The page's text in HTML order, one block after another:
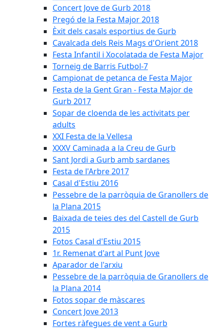
Concert Jove de Gurb 2018
Pregó de la Festa Major 2018
Èxit dels casals esportius de Gurb
Cavalcada dels Reis Mags d'Orient 2018
Festa Infantil i Xocolatada de Festa Major
Torneig de Barris Futbol-7
Campionat de petanca de Festa Major
Festa de la Gent Gran - Festa Major de
Gurb 2017
Sopar de cloenda de les activitats per
adults
XXI Festa de la Vellesa
XXXV Caminada a la Creu de Gurb
Sant Jordi a Gurb amb sardanes
Festa de l'Arbre 2017
Casal d'Estiu 2016
Pessebre de la parròquia de Granollers de
la Plana 2015
Baixada de teies des del Castell de Gurb
2015
Fotos Casal d'Estiu 2015
1r. Remenat d'art al Punt Jove
Aparador de l'arxiu
Pessebre de la parròquia de Granollers de
la Plana 2014
Fotos sopar de màscares
Concert Jove 2013
Fortes ràfegues de vent a Gurb